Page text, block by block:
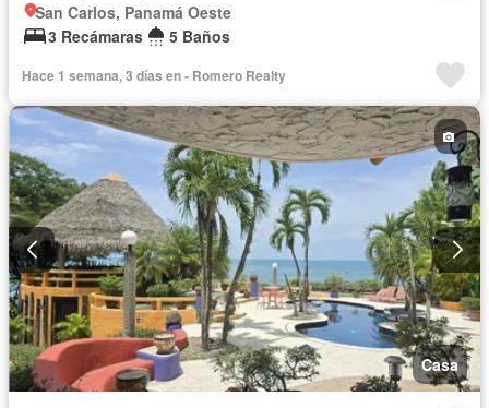
San Carlos, Panamá Oeste
3 Recámaras
5 Baños
Hace 1 semana, 3 días en - Romero Realty
Casa